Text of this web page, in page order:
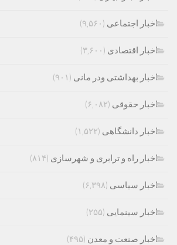
اخبار اجتماعی (۹,۵۶۰)
اخبار اقتصادی (۳,۶۰۰)
اخبار بهداشتی ودر مانی (۹۰۱)
اخبار حقوقی (۶,۰۸۲)
اخبار دانشگاهی (۱,۵۲۲)
اخبار راه و ترابری و شهرسازی (۸۱۴)
اخبار سیاسی (۶,۳۹۸)
اخبار سینمایی (۲۵۵)
اخبار صنعت و معدن (۴۹۵)